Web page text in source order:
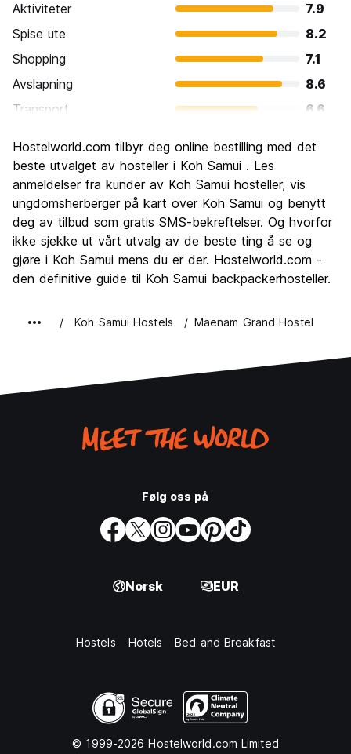
Aktiviteter
7.9
Spise ute
8.2
Shopping
7.1
Avslapning
8.6
Transport
6.6
Kultur
Feste
Verdi for pengene
7.1
Hostelworld.com tilbyr deg online bestilling med det
beste utvalget av hosteller i Koh Samui . Les
anmeldelser fra kunder av Koh Samui hosteller, vis
ungdomsherberger på kart over Koh Samui og benytt
deg av tilbud som gratis SMS-bekreftelser. Og hvorfor
ikke sjekke ut vårt utvalg av de beste ting å se og
gjøre i Koh Samui mens du er der. Hostelworld.com -
den definitive guide til Koh Samui backpackerhosteller.
Koh Samui Hostels Maenam Grand Hostel
Følg oss på
Norsk EUR
Hostels Hotels Bed and Breakfast
© 1999-2026 Hostelworld.com Limited